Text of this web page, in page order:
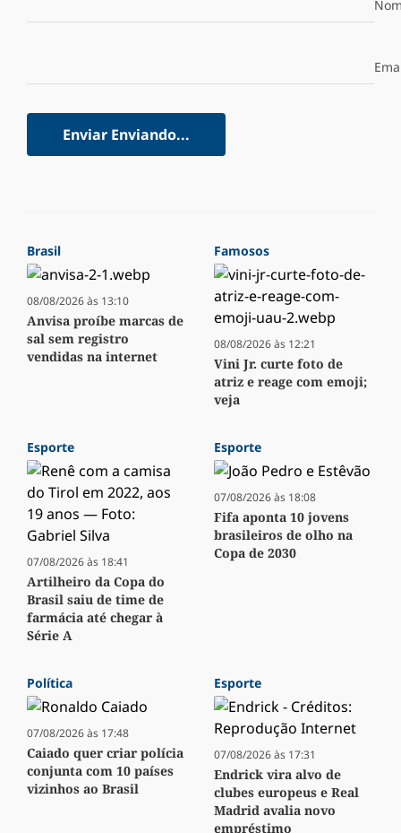
Enviar Enviando...
Brasil
08/08/2026 às 13:10
Anvisa proíbe marcas de
sal sem registro
vendidas na internet
Famosos
08/08/2026 às 12:21
Vini Jr. curte foto de
atriz e reage com emoji;
veja
Esporte
07/08/2026 às 18:41
Artilheiro da Copa do
Brasil saiu de time de
farmácia até chegar à
Série A
Esporte
07/08/2026 às 18:08
Fifa aponta 10 jovens
brasileiros de olho na
Copa de 2030
Política
07/08/2026 às 17:48
Caiado quer criar polícia
conjunta com 10 países
vizinhos ao Brasil
Esporte
07/08/2026 às 17:31
Endrick vira alvo de
clubes europeus e Real
Madrid avalia novo
empréstimo